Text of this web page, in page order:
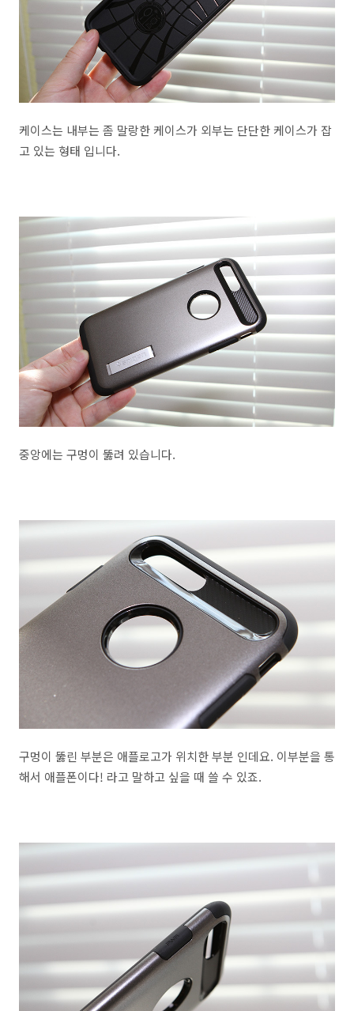
케이스는 내부는 좀 말랑한 케이스가 외부는 단단한 케이스가 잡
고 있는 형태 입니다.
중앙에는 구멍이 뚫려 있습니다.
구멍이 뚫린 부분은 애플로고가 위치한 부분 인데요. 이부분을 통
해서 애플폰이다! 라고 말하고 싶을 때 쓸 수 있죠.